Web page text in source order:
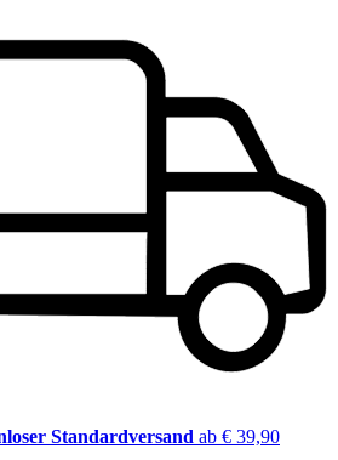
Standardversand ab € 39,90